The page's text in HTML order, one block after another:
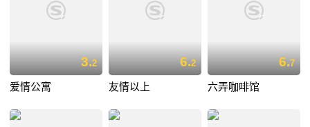
3.2
爱情公寓
6.2
友情以上
6.7
六弄咖啡馆